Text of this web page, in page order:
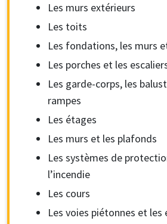
Les murs extérieurs
Les toits
Les fondations, les murs
Les porches et les
Les garde-corps, les
rampes
Les étages
Les murs et les plafonds
Les systèmes de
l’incendie
Les cours
Les voies piétonnes et les